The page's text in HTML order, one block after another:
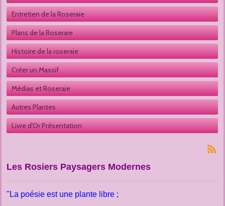
Les Rosiers Paysagers Modernes
"La poésie est une plante libre ;
Entretien de la Roseraie
Plans de la Roseraie
Histoire de la roseraie
Créer un Massif
Médias et Roseraie
Autres Plantes
Livre d'Or Présentation